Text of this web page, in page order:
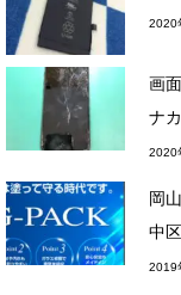
2020
画
ナ
2020
岡
中
2019